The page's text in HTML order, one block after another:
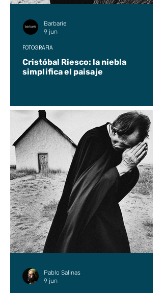
Cristóbal Riesco: la niebla
simplifica el paisaje
FOTOGRAFÍA
Barbarie
9 jun
Pablo Salinas
9 jun